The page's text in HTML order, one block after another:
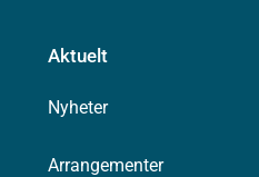
Aktuelt
Nyheter
Arrangementer